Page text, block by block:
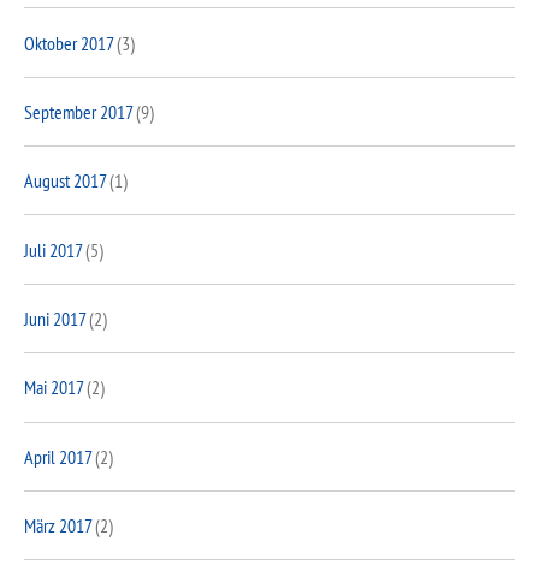
Oktober 2017(3)
September 2017(9)
August 2017(1)
Juli 2017(5)
Juni 2017(2)
Mai 2017(2)
April 2017(2)
März 2017(2)